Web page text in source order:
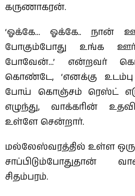
கருணாகரன்.
‘ஓக்கே… ஓக்கே.. நான்
போகும்போது உங்க
போவேன்…’ என்றவர்
கொண்டே, ‘எனக்கு
போய் கொஞ்சம் ரெஸ்ட்
எழுந்து, வாக்கரின்
உள்ளே சென்றார்.
மல்லேஸ்வரத்தில் உள்ள
சாப்பிடும்போதுதான்
சிதம்பரம்.